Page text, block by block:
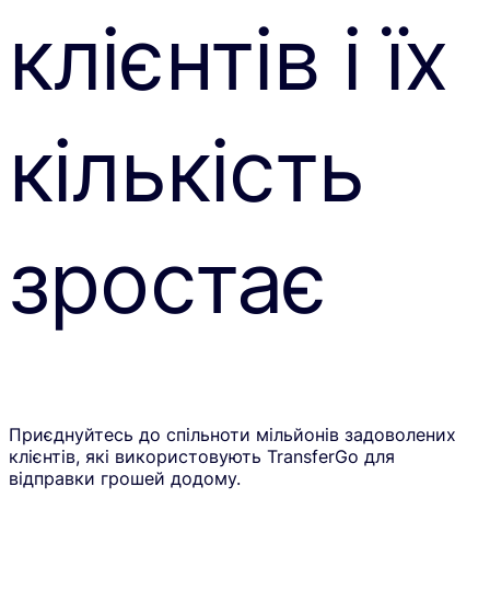
клієнтів і їх
кількість
зростає
Приєднуйтесь до спільноти мільйонів задоволених
клієнтів, які використовують TransferGo для
відправки грошей додому.